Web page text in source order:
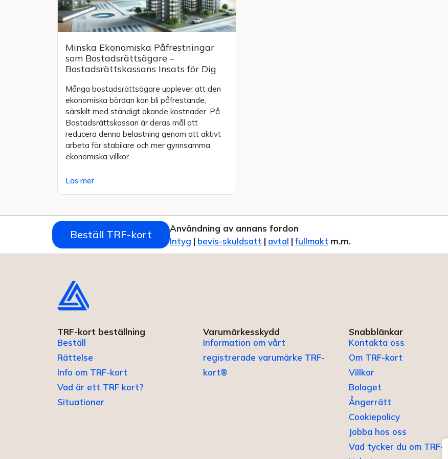
Minska Ekonomiska Påfrestningar
som Bostadsrättsägare –
Bostadsrättskassans Insats för Dig
Många bostadsrättsägare upplever att den
ekonomiska bördan kan bli påfrestande,
särskilt med ständigt ökande kostnader. På
Bostadsrättskassan är deras mål att
reducera denna belastning genom att aktivt
arbeta för stabilare och mer gynnsamma
ekonomiska villkor.
Läs mer
Beställ TRF-kort
Användning av annans fordon
Intyg | bevis-skuldsatt | avtal |fullmakt m.m.
TRF-kort beställning
Beställ
Rättelse
Info om TRF-kort
Vad är ett TRF kort?
Situationer
Varumärkesskydd
Information om vårt
registrerade varumärke TRF-
kort®
Snabblänkar
Kontakta oss
Om TRF-kort
Villkor
Bolaget
Ångerrätt
Cookiepolicy
Jobba hos oss
Vad tycker du om TRF-